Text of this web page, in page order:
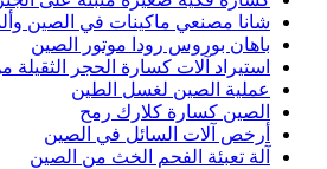
شانا مصنعي ماكينات في الصين
باهان بوروس رودا موتور الصين
استيراد آلات كسارة الحجر الثقيلة
عملية الصين لغسل الطين
الصين كسارة كلارك رمح
أرخص آلات السائل في الصين
آلة تعبئة الفحم الخث من الصين